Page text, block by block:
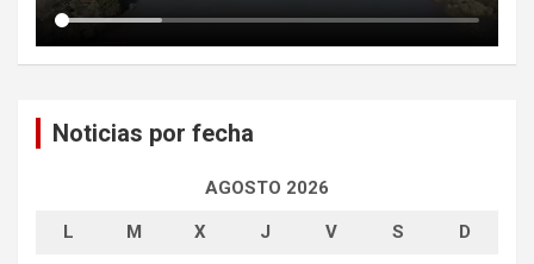
Noticias por fecha
AGOSTO 2026
L M X J V S D